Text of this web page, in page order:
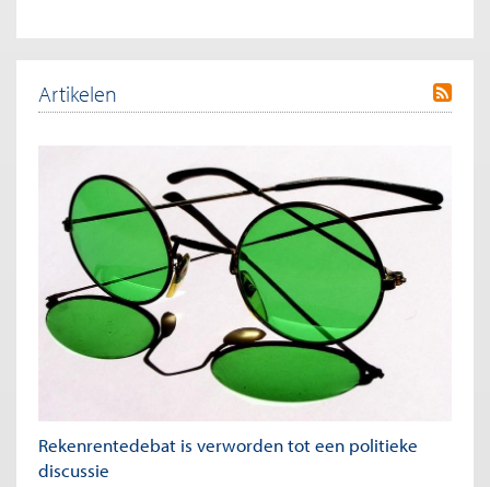
Artikelen
Rekenrentedebat is verworden tot een politieke
discussie